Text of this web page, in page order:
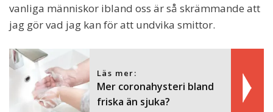
vanliga människor ibland oss är så skrämmande att
jag gör vad jag kan för att undvika smittor.
Läs mer:
Mer coronahysteri bland
friska än sjuka?